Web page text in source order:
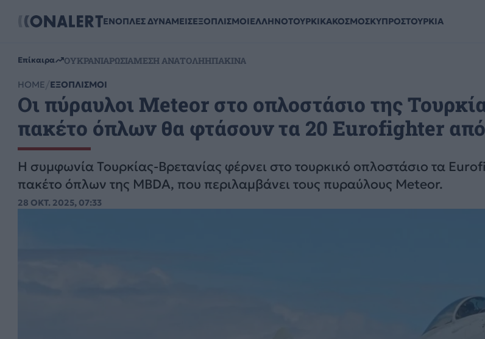
ΕΝΟΠΛΕΣ ΔΥΝΑΜΕΙΣΕΞΟΠΛΙΣΜΟΙΕΛΛΗΝΟΤΟΥΡΚΙΚΑΚΟΣΜΟΣΚΥΠΡΟΣΤΟΥΡΚΙΑ
Επίκαιρα ΟΥΚΡΑΝΙΑΡΩΣΙΑΜΕΣΗ ΑΝΑΤΟΛΗΗΠΑΚΙΝΑ
HOME ΕΞΟΠΛΙΣΜΟΙ
Οι πύραυλοι Meteor στο οπλοστάσιο της
πακέτο όπλων θα φτάσουν τα 20 Eurofighter
Η συμφωνία Τουρκίας-Βρετανίας φέρνει στο τουρκικό οπλοστάσιο τα
πακέτο όπλων της MBDA, που περιλαμβάνει τους πυραύλους Meteor.
28 ΟΚΤ. 2025, 07:33